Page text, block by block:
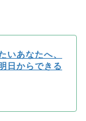
いあなたへ、
日からできる